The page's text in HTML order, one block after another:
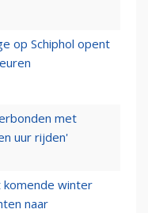
op Schiphol opent
met
uur rijden'
komende winter
naar